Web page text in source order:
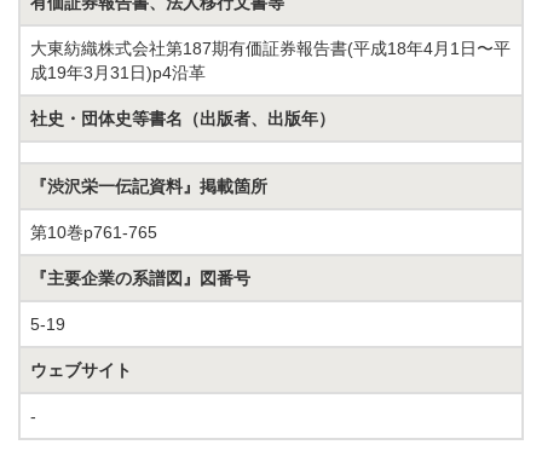
大東紡織株式会社第187期有価証券報告書(平成18年4月1日〜平
成19年3月31日)p4沿革
社史・団体史等書名（出版者、出版年）
『渋沢栄一伝記資料』掲載箇所
第10巻p761-765
『主要企業の系譜図』図番号
5-19
ウェブサイト
-